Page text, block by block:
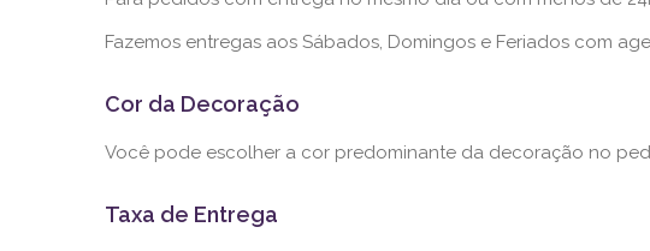
Fazemos entregas aos Sábados, Domingos e Feriados com
Cor da Decoração
Você pode escolher a cor predominante da decoração no
Taxa de Entrega